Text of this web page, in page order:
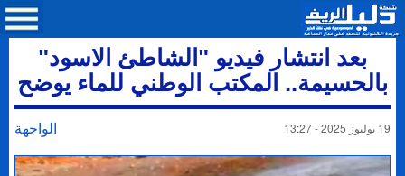
بعد انتشار فيديو "الشاطئ الاسود"
بالحسيمة.. المكتب الوطني للماء يوضح
الواجهة 19 يوليوز 2025 - 13:27